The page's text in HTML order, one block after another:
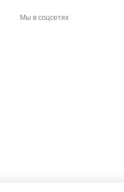
Мы в соцсетях